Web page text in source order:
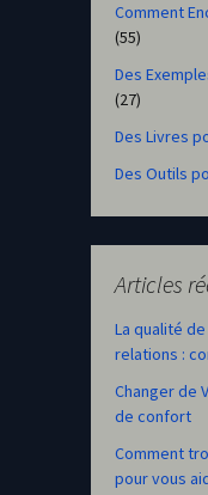
Comment
(55)
Des
(27)
Des Livres
Des Outils
Articles
La qualité
relations :
Changer de
de confort
Comment
pour vous